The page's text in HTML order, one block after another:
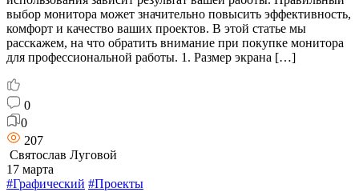
выбор монитора может значительно повысить эффективность,
комфорт и качество ваших проектов. В этой статье мы
расскажем, на что обратить внимание при покупке монитора
для профессиональной работы. 1. Размер экрана […]
0
0
207
Святослав Луговой
17 марта
#Графический #Проекты